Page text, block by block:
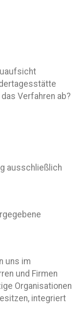
Verfahren ab?
ausschließlich
uns im
und Firmen
Organisationen
integriert